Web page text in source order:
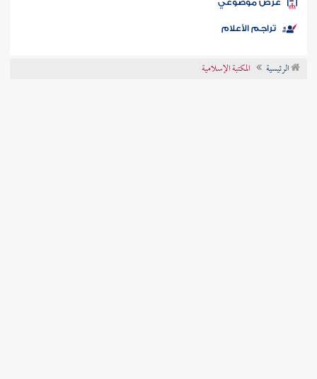
الكتب
موضوعي
تراجم الأعلام
الرئيسية المكتبة الإسلامية